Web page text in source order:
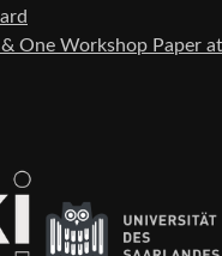
& One Workshop Paper